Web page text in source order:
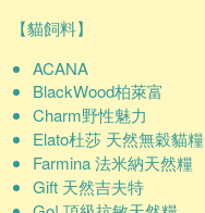
【貓飼料】
ACANA
BlackWood柏萊富
Charm野性魅力
Elato杜莎 天然無穀貓糧
Farmina 法米納天然糧
Gift 天然吉夫特